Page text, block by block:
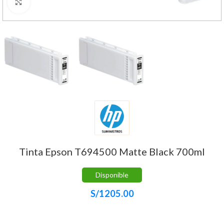
Tinta Epson T694500 Matte Black 700ml
Disponible
S/1205.00